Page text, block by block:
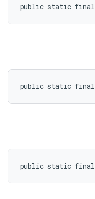
public static final
public static final
public static final